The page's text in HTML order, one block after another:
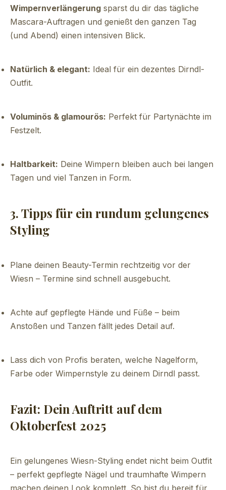
Wimpernverlängerung sparst du dir das tägliche
Mascara-Auftragen und genießt den ganzen Tag
(und Abend) einen intensiven Blick.
Natürlich & elegant: Ideal für ein dezentes Dirndl-
Outfit.
Voluminös & glamourös: Perfekt für Partynächte im
Festzelt.
Haltbarkeit: Deine Wimpern bleiben auch bei langen
Tagen und viel Tanzen in Form.
3. Tipps für ein rundum gelungenes
Styling
Plane deinen Beauty-Termin rechtzeitig vor der
Wiesn – Termine sind schnell ausgebucht.
Achte auf gepflegte Hände und Füße – beim
Anstoßen und Tanzen fällt jedes Detail auf.
Lass dich von Profis beraten, welche Nagelform,
Farbe oder Wimpernstyle zu deinem Dirndl passt.
Fazit: Dein Auftritt auf dem
Oktoberfest 2025
Ein gelungenes Wiesn-Styling endet nicht beim Outfit
– perfekt gepflegte Nägel und traumhafte Wimpern
machen deinen Look komplett. So bist du bereit für